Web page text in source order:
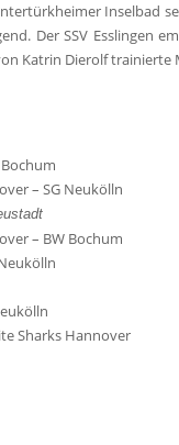
Inselbad
Der SSV Esslingen
Katrin Dierolf trainierte
Bochum
– SG Neukölln
– BW Bochum
Sharks Hannover